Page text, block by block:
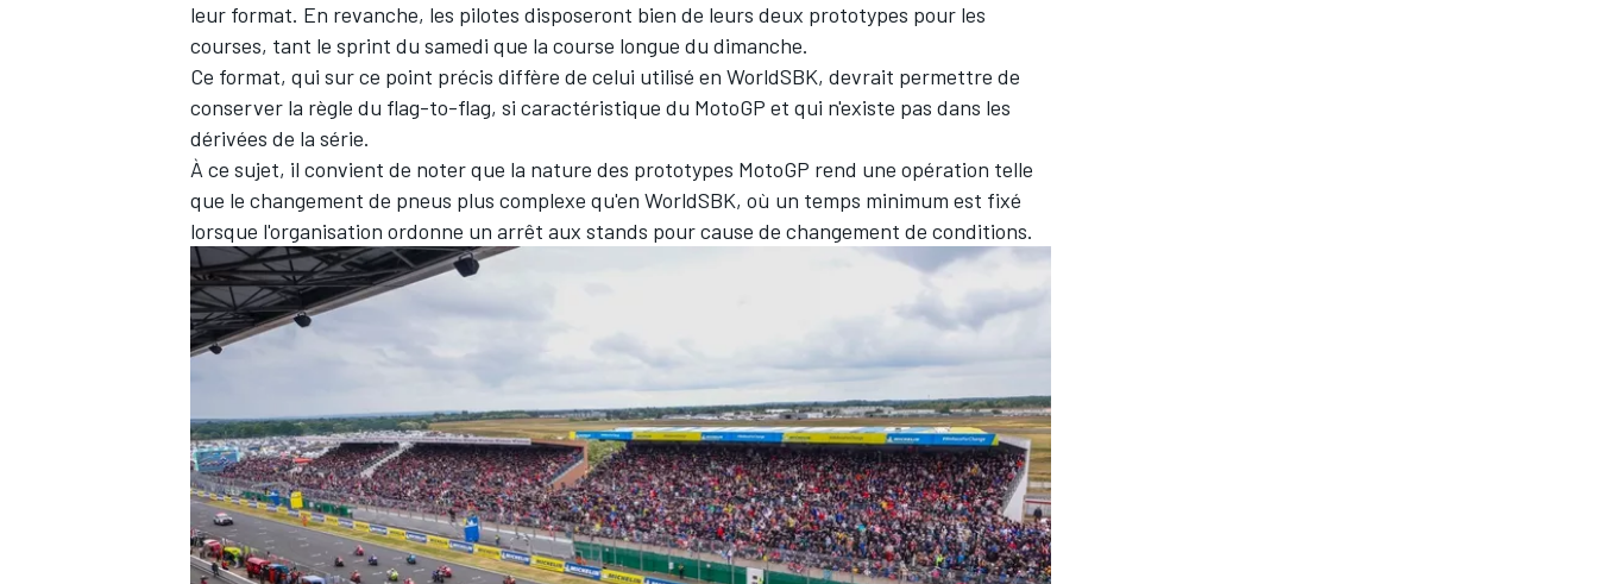
leur format. En revanche, les pilotes disposeront bien de leurs deux prototypes pour les
courses, tant le sprint du samedi que la course longue du dimanche.
Ce format, qui sur ce point précis diffère de celui utilisé en WorldSBK, devrait permettre de
conserver la règle du flag-to-flag, si caractéristique du MotoGP et qui n'existe pas dans les
dérivées de la série.
À ce sujet, il convient de noter que la nature des prototypes MotoGP rend une opération telle
que le changement de pneus plus complexe qu'en WorldSBK, où un temps minimum est fixé
lorsque l'organisation ordonne un arrêt aux stands pour cause de changement de conditions.